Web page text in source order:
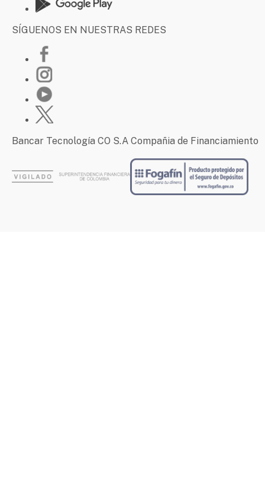
SÍGUENOS EN NUESTRAS REDES
Bancar Tecnología CO S.A Compañia de Financiamiento